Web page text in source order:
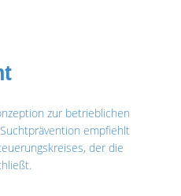
zur betrieblichen
empfiehlt
der die